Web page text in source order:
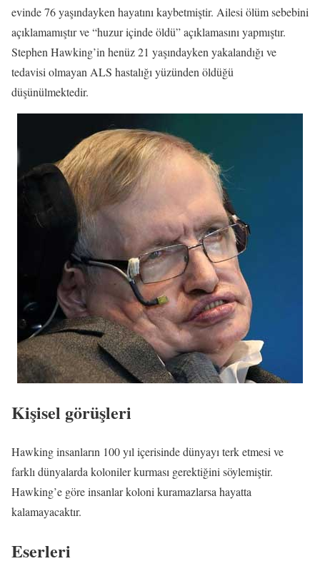
evinde 76 yaşındayken hayatını kaybetmiştir. Ailesi ölüm sebebini
açıklamamıştır ve “huzur içinde öldü” açıklamasını yapmıştır.
Stephen Hawking’in henüz 21 yaşındayken yakalandığı ve
tedavisi olmayan ALS hastalığı yüzünden öldüğü
düşünülmektedir.
Kişisel görüşleri
Hawking insanların 100 yıl içerisinde dünyayı terk etmesi ve
farklı dünyalarda koloniler kurması gerektiğini söylemiştir.
Hawking’e göre insanlar koloni kuramazlarsa hayatta
kalamayacaktır.
Eserleri